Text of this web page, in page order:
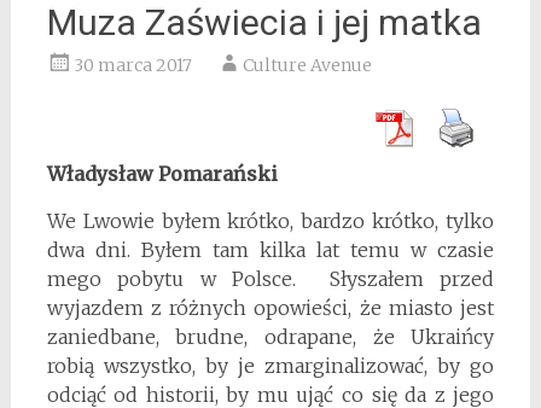
Muza Zaświecia i jej matka
30 marca 2017 Culture Avenue
Władysław Pomarański
We Lwowie byłem krótko, bardzo krótko, tylko
dwa dni. Byłem tam kilka lat temu w czasie
mego pobytu w Polsce. Słyszałem przed
wyjazdem z różnych opowieści, że miasto jest
zaniedbane, brudne, odrapane, że Ukraińcy
robią wszystko, by je zmarginalizować, by go
odciąć od historii, by mu ująć co się da z jego